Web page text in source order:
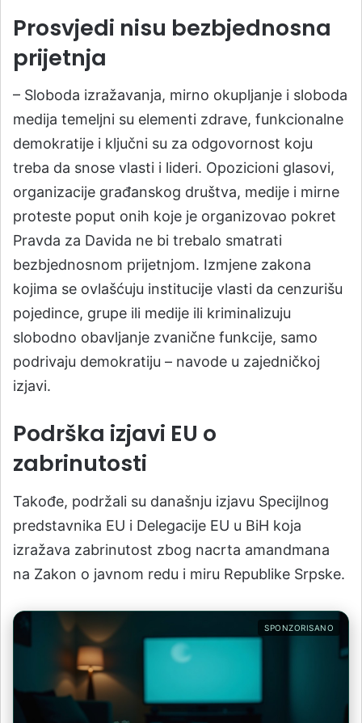
Prosvjedi nisu bezbjednosna
prijetnja
– Sloboda izražavanja, mirno okupljanje i sloboda
medija temeljni su elementi zdrave, funkcionalne
demokratije i ključni su za odgovornost koju
treba da snose vlasti i lideri. Opozicioni glasovi,
organizacije građanskog društva, medije i mirne
proteste poput onih koje je organizovao pokret
Pravda za Davida ne bi trebalo smatrati
bezbjednosnom prijetnjom. Izmjene zakona
kojima se ovlašćuju institucije vlasti da cenzurišu
pojedince, grupe ili medije ili kriminalizuju
slobodno obavljanje zvanične funkcije, samo
podrivaju demokratiju – navode u zajedničkoj
izjavi.
Podrška izjavi EU o
zabrinutosti
Takođe, podržali su današnju izjavu Specijlnog
predstavnika EU i Delegacije EU u BiH koja
izražava zabrinutost zbog nacrta amandmana
na Zakon o javnom redu i miru Republike Srpske.
SPONZORISANO